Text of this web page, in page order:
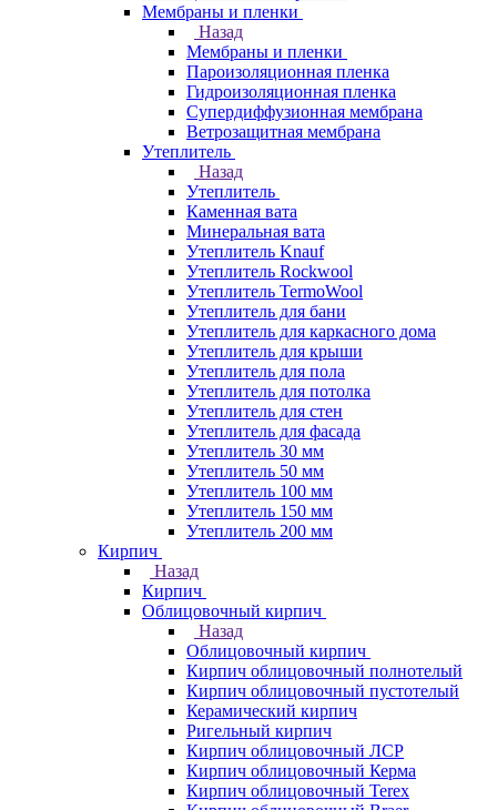
Мембраны и пленки
Назад
Мембраны и пленки
Пароизоляционная пленка
Гидроизоляционная пленка
Супердиффузионная мембрана
Ветрозащитная мембрана
Утеплитель
Назад
Утеплитель
Каменная вата
Минеральная вата
Утеплитель Knauf
Утеплитель Rockwool
Утеплитель TermoWool
Утеплитель для бани
Утеплитель для каркасного дома
Утеплитель для крыши
Утеплитель для пола
Утеплитель для потолка
Утеплитель для стен
Утеплитель для фасада
Утеплитель 30 мм
Утеплитель 50 мм
Утеплитель 100 мм
Утеплитель 150 мм
Утеплитель 200 мм
Кирпич
Назад
Кирпич
Облицовочный кирпич
Назад
Облицовочный кирпич
Кирпич облицовочный полнотелый
Кирпич облицовочный пустотелый
Керамический кирпич
Ригельный кирпич
Кирпич облицовочный ЛСР
Кирпич облицовочный Керма
Кирпич облицовочный Terex